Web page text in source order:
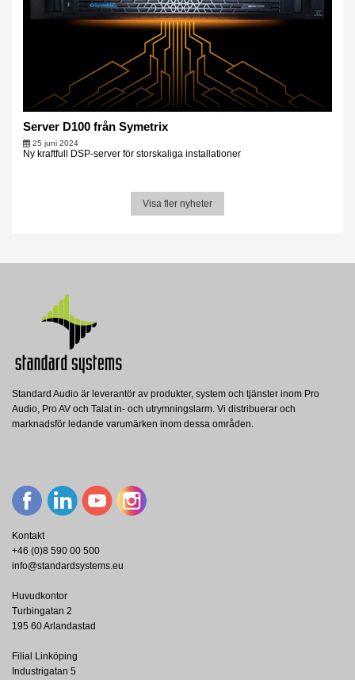
Server D100 från Symetrix
25 juni 2024
Ny kraftfull DSP-server för storskaliga installationer
Visa fler nyheter
Standard Audio är leverantör av produkter, system och tjänster inom Pro
Audio, Pro AV och Talat in- och utrymningslarm. Vi distribuerar och
marknadsför ledande varumärken inom dessa områden.
Kontakt
+46 (0)8 590 00 500
info@standardsystems.eu
Huvudkontor
Turbingatan 2
195 60 Arlandastad
Filial Linköping
Industrigatan 5